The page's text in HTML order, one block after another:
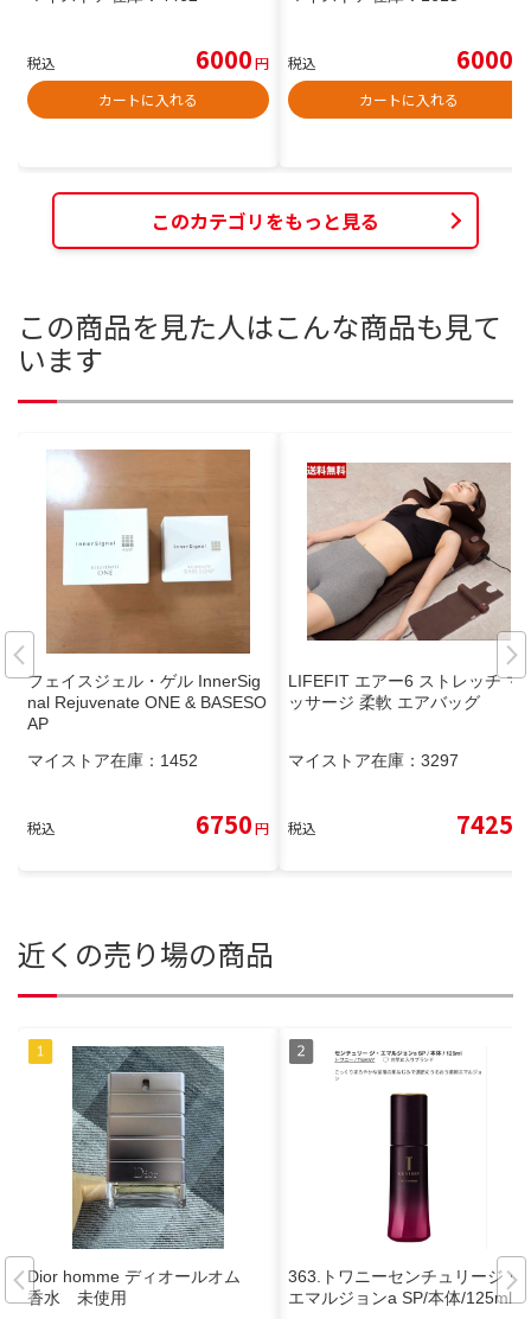
税込 6000円
カートに入れる
税込 6000
カートに入れる
このカテゴリをもっと見る
この商品を見た人はこんな商品も見て
います
フェイスジェル・ゲル InnerSig
nal Rejuvenate ONE & BASESO
AP
マイストア在庫： 1452
税込 6750円
LIFEFIT エアー6 ストレッチ マ
ッサージ 柔軟 エアバッグ
マイストア在庫： 3297
税込 7425
近くの売り場の商品
Dior homme ディオールオム
香水 未使用
363.トワニーセンチュリージ・
エマルジョンa SP/本体/125ml